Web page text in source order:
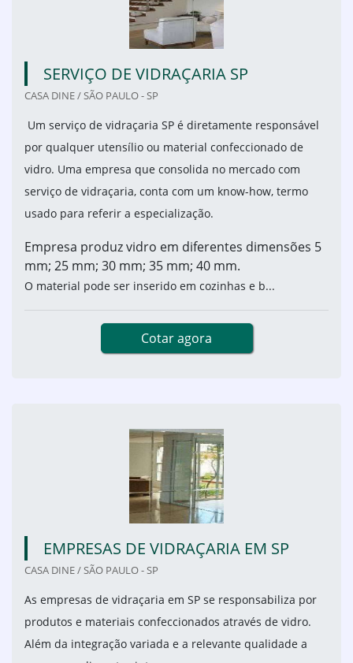
SERVIÇO DE VIDRAÇARIA SP
CASA DINE / SÃO PAULO - SP
Um serviço de vidraçaria SP é diretamente responsável
por qualquer utensílio ou material confeccionado de
vidro. Uma empresa que consolida no mercado com
serviço de vidraçaria, conta com um know-how, termo
usado para referir a especialização.
Empresa produz vidro em diferentes dimensões 5
mm; 25 mm; 30 mm; 35 mm; 40 mm.
O material pode ser inserido em cozinhas e b...
Cotar agora
EMPRESAS DE VIDRAÇARIA EM SP
CASA DINE / SÃO PAULO - SP
As empresas de vidraçaria em SP se responsabiliza por
produtos e materiais confeccionados através de vidro.
Além da integração variada e a relevante qualidade a